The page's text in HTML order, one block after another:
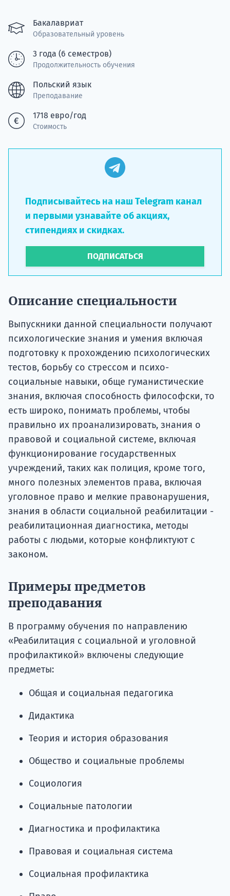
Бакалавриат
Образовательный уровень
3 года (6 семестров)
Продолжительность обучения
Польский язык
Преподавание
1718 евро/год
Стоимость
Подписывайтесь на наш Telegram канал
и первыми узнавайте об акциях,
стипендиях и скидках.
ПОДПИСАТЬСЯ
Описание специальности
Выпускники данной специальности получают
психологические знания и умения включая
подготовку к прохождению психологических
тестов, борьбу со стрессом и психо-
социальные навыки, обще гуманистические
знания, включая способность философски, то
есть широко, понимать проблемы, чтобы
правильно их проанализировать, знания о
правовой и социальной системе, включая
функционирование государственных
учреждений, таких как полиция, кроме того,
много полезных элементов права, включая
уголовное право и мелкие правонарушения,
знания в области социальной реабилитации -
реабилитационная диагностика, методы
работы с людьми, которые конфликтуют с
законом.
Примеры предметов
преподавания
В программу обучения по направлению
«Реабилитация с социальной и уголовной
профилактикой» включены следующие
предметы:
Общая и социальная педагогика
Дидактика
Теория и история образования
Общество и социальные проблемы
Социология
Социальные патологии
Диагностика и профилактика
Правовая и социальная система
Социальная профилактика